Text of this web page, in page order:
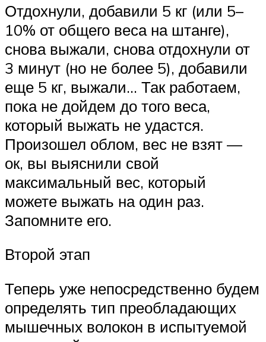
Отдохнули, добавили 5 кг (или 5–
10% от общего веса на штанге),
снова выжали, снова отдохнули от
3 минут (но не более 5), добавили
еще 5 кг, выжали… Так работаем,
пока не дойдем до того веса,
который выжать не удастся.
Произошел облом, вес не взят —
ок, вы выяснили свой
максимальный вес, который
можете выжать на один раз.
Запомните его.
Второй этап
Теперь уже непосредственно будем
определять тип преобладающих
мышечных волокон в испытуемой